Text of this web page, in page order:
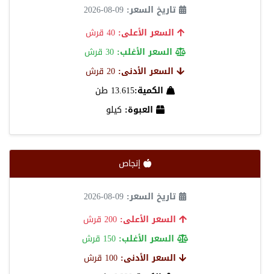
تاريخ السعر: 09-08-2026
السعر الأعلى: 40 قرش
السعر الأغلب: 30 قرش
السعر الأدنى:
الكمية:13.615 طن
العبوة: كيلو
إنجاص
تاريخ السعر: 09-08-2026
السعر الأعلى:
السعر الأغلب:
السعر الأدنى: 100 قرش